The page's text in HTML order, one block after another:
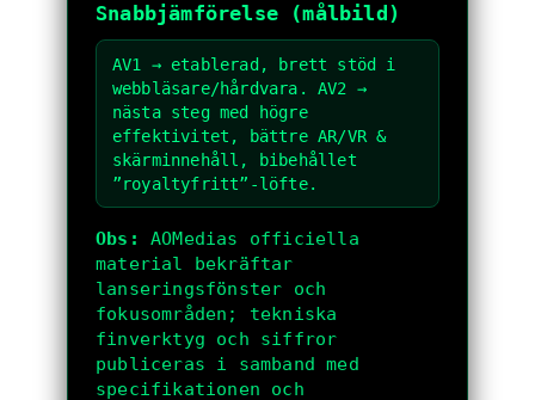
Snabbjämförelse (målbild)
AV1 → etablerad, brett stöd i
webbläsare/hårdvara. AV2 →
nästa steg med högre
effektivitet, bättre AR/VR &
skärminnehåll, bibehållet
”royaltyfritt”-löfte.
Obs:
AOMedias officiella
material bekräftar
lanseringsfönster och
fokusområden; tekniska
finverktyg och siffror
publiceras i samband med
specifikationen och